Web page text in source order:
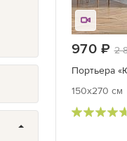
970 2
Портьера
150x270 см